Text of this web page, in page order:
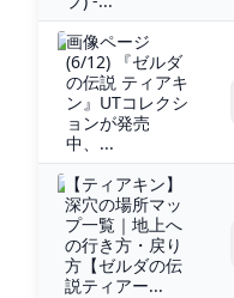
画像ページ
(6/12) 『ゼルダ
の伝説 ティアキ
ン』UTコレクシ
ョンが発売
中、...
【ティアキン】
深穴の場所マッ
プ一覧｜地上へ
の行き方・戻り
方【ゼルダの伝
説ティアー...